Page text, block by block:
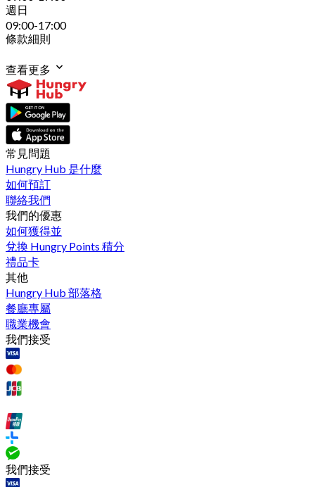
週日
09:00-17:00
條款細則
查看更多
常見問題
Hungry Hub 是什麼
如何預訂
聯絡我們
我們的優惠
如何獲得並
兌換 Hungry Points 積分
禮品卡
其他
Hungry Hub 部落格
餐廳專屬
職業機會
我們接受
我們接受